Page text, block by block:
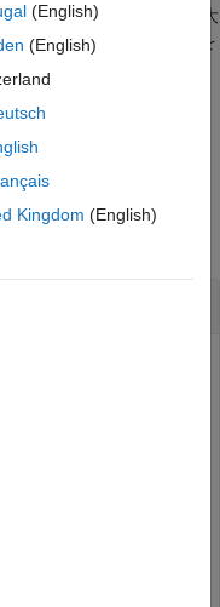
, m,dir)は、抽出する最大
ースする方向である
を
化
(English)
(English)
Kingdom (English)